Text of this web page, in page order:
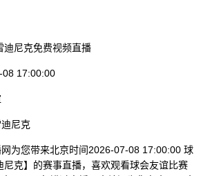
迪尼克免费视频直播
08 17:00:00
尼克
为您带来北京时间2026-07-08 17:00:00 球
尼克】的赛事直播，喜欢观看球会友谊比赛